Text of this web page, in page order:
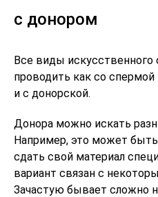
с донором
Все виды
проводить как со спермой
и с донорской.
Донора можно искать
Например, это может
сдать свой материал
вариант связан с
Зачастую бывает сложно